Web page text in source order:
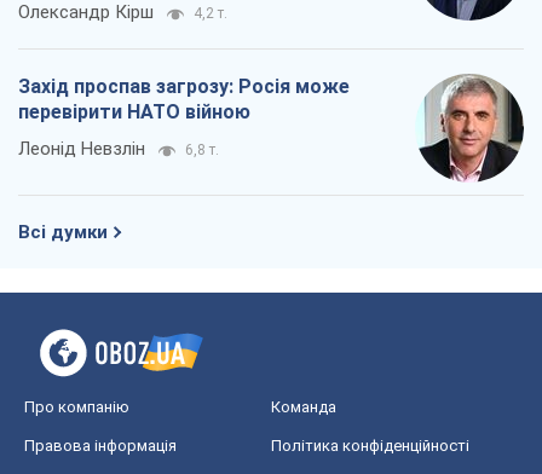
Олександр Кірш 4,2 т.
Захід проспав загрозу: Росія може
перевірити НАТО війною
Леонід Невзлін 6,8 т.
Всі думки
Про компанію Команда
Правова інформація Політика конфіденційності